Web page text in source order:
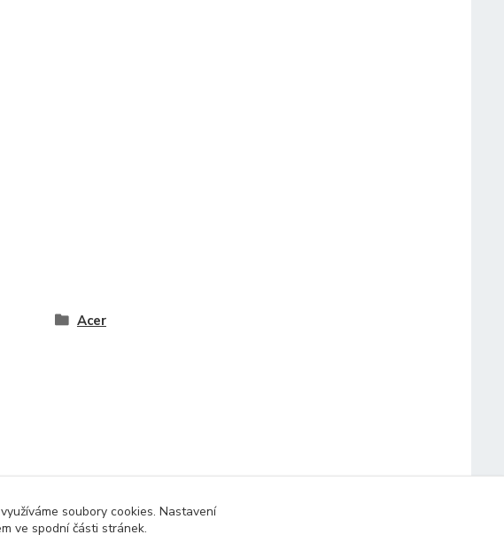
Acer
soubory cookies. Nastavení
ve spodní části stránek.